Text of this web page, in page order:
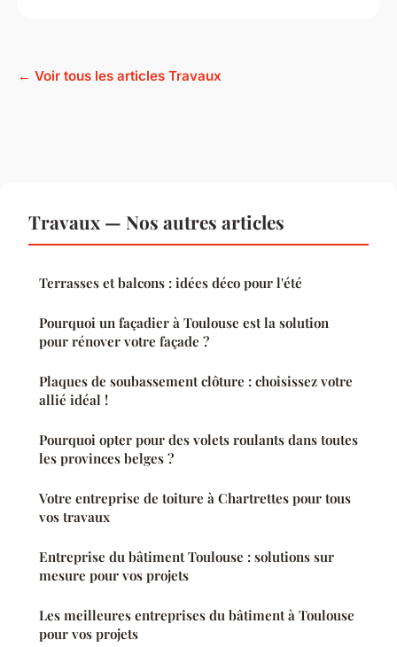
← Voir tous les articles Travaux
Travaux — Nos autres articles
Terrasses et balcons : idées déco pour l'été
Pourquoi un façadier à Toulouse est la solution
pour rénover votre façade ?
Plaques de soubassement clôture : choisissez votre
allié idéal !
Pourquoi opter pour des volets roulants dans toutes
les provinces belges ?
Votre entreprise de toiture à Chartrettes pour tous
vos travaux
Entreprise du bâtiment Toulouse : solutions sur
mesure pour vos projets
Les meilleures entreprises du bâtiment à Toulouse
pour vos projets